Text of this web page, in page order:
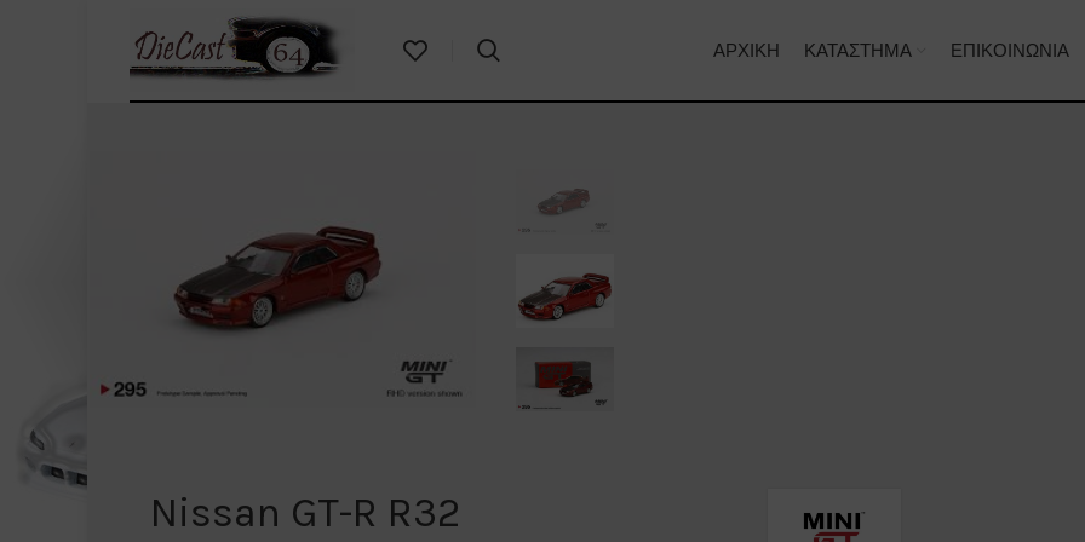
ΑΡΧΙΚΉ ΚΑΤΆΣΤΗΜΑ ΕΠΙΚΟΙΝΩΝΊΑ
Nissan GT-R R32